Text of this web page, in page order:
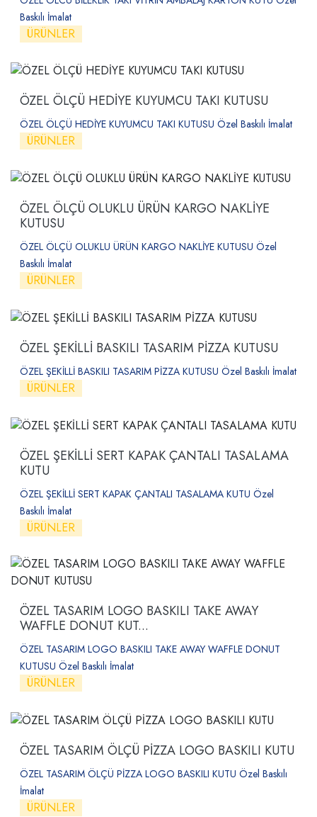
Baskılı İmalat
ÜRÜNLER
ÖZEL ÖLÇÜ HEDİYE KUYUMCU TAKI KUTUSU
ÖZEL ÖLÇÜ HEDİYE KUYUMCU TAKI KUTUSU Özel Baskılı İmalat
ÜRÜNLER
ÖZEL ÖLÇÜ OLUKLU ÜRÜN KARGO NAKLİYE
KUTUSU
ÖZEL ÖLÇÜ OLUKLU ÜRÜN KARGO NAKLİYE KUTUSU Özel
Baskılı İmalat
ÜRÜNLER
ÖZEL ŞEKİLLİ BASKILI TASARIM PİZZA KUTUSU
ÖZEL ŞEKİLLİ BASKILI TASARIM PİZZA KUTUSU Özel Baskılı İmalat
ÜRÜNLER
ÖZEL ŞEKİLLİ SERT KAPAK ÇANTALI TASALAMA
KUTU
ÖZEL ŞEKİLLİ SERT KAPAK ÇANTALI TASALAMA KUTU Özel
Baskılı İmalat
ÜRÜNLER
ÖZEL TASARIM LOGO BASKILI TAKE AWAY
WAFFLE DONUT KUT...
ÖZEL TASARIM LOGO BASKILI TAKE AWAY WAFFLE DONUT
KUTUSU Özel Baskılı İmalat
ÜRÜNLER
ÖZEL TASARIM ÖLÇÜ PİZZA LOGO BASKILI KUTU
ÖZEL TASARIM ÖLÇÜ PİZZA LOGO BASKILI KUTU Özel Baskılı
İmalat
ÜRÜNLER